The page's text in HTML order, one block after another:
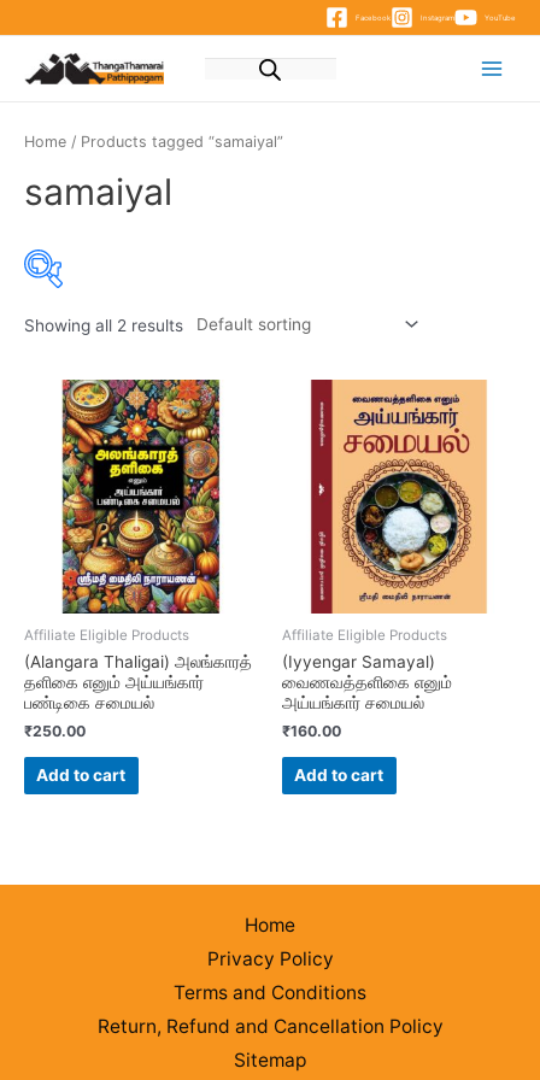
content
Facebook Instagram YouTube
Home / Products tagged “samaiyal”
samaiyal
Product categories
Product categories
Showing all 2 results
Affiliate Eligible Products
(Alangara Thaligai) அலங்காரத்
தளிகை எனும் அய்யங்கார்
பண்டிகை சமையல்
₹250.00
Add to cart
Affiliate Eligible Products
(Iyyengar Samayal)
வைணவத்தளிகை எனும்
அய்யங்கார் சமையல்
₹160.00
Add to cart
Home
Privacy Policy
Terms and Conditions
Return, Refund and Cancellation Policy
Sitemap